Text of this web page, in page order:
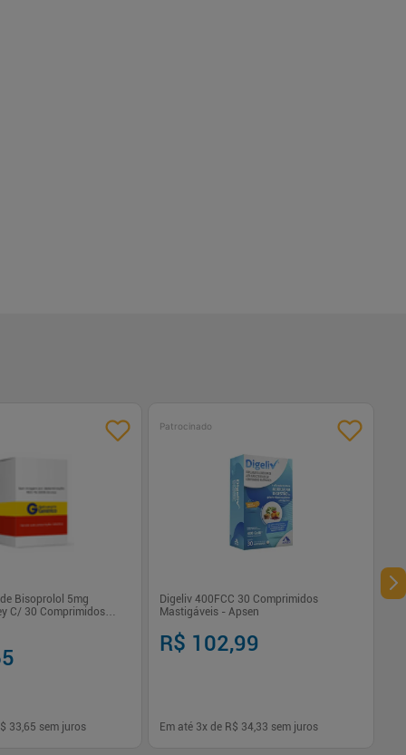
Bisoprolol 5mg
C/ 30 Comprimidos
33,65 sem juros
Patrocinado
Digeliv 400FCC 30 Comprimidos
Mastigáveis - Apsen
R$ 102,99
Em até 3x de R$ 34,33 sem juros